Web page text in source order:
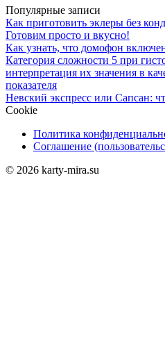
Популярные записи
Как приготовить эклеры без
Готовим просто и вкусно!
Как узнать, что домофон
Категория сложности 5 при
интерпретация их значения в
показателя
Невский экспресс или Сапсан:
Cookie
Политика
Соглашение
© 2026 karty-mira.su